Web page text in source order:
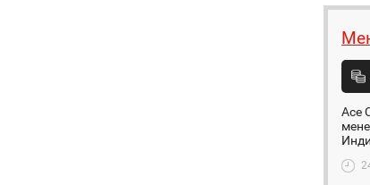
Ace